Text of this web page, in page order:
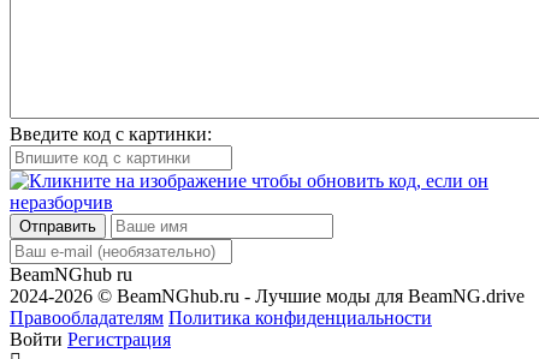
Введите код с картинки:
Отправить
BeamNGhub ru
2024-2026 © BeamNGhub.ru - Лучшие моды для BeamNG.drive
Правообладателям Политика конфиденциальности
Войти Регистрация